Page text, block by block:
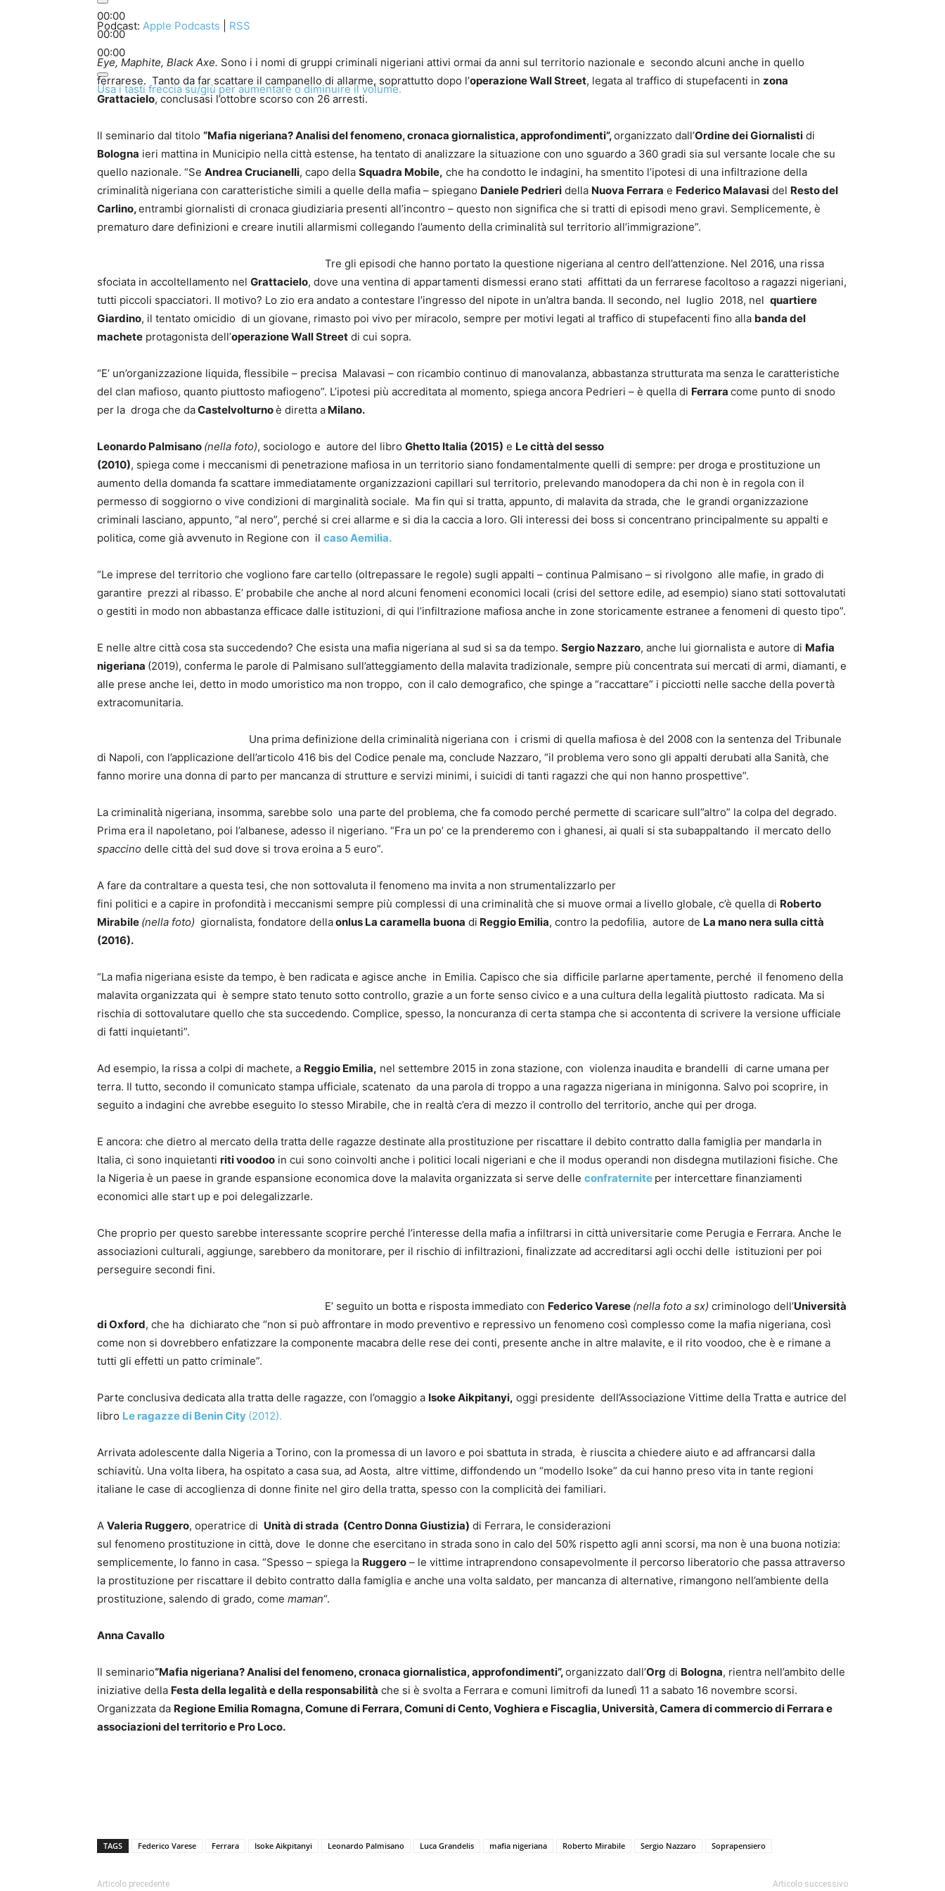
00:00
00:00
00:00
Usa i tasti freccia su/giù per aumentare o diminuire il volume.
Podcast: Apple Podcasts RSS
Eye, Maphite, Black Axe. Sono i i nomi di gruppi criminali nigeriani attivi ormai da anni sul territorio nazionale e secondo alcuni anche in quello
ferrarese. Tanto da far scattare il campanello di allarme, soprattutto dopo l’operazione Wall Street, legata al traffico di stupefacenti in zona
Grattacielo, conclusasi l’ottobre scorso con 26 arresti.
ll seminario dal titolo “Mafia nigeriana? Analisi del fenomeno, cronaca giornalistica, approfondimenti”,organizzato dall’Ordine dei Giornalisti di
Bologna ieri mattina in Municipio nella città estense, ha tentato di analizzare la situazione con uno sguardo a 360 gradi sia sul versante locale che su
quello nazionale. “Se Andrea Crucianelli, capo della Squadra Mobile, che ha condotto le indagini, ha smentito l’ipotesi di una infiltrazione della
criminalità nigeriana con caratteristiche simili a quelle della mafia – spiegano Daniele Pedrieri della Nuova Ferrara e Federico Malavasi del Resto del
Carlino,entrambi giornalisti di cronaca giudiziaria presenti all’incontro – questo non significa che si tratti di episodi meno gravi. Semplicemente, è
prematuro dare definizioni e creare inutili allarmismi collegando l’aumento della criminalità sul territorio all’immigrazione”.
Tre gli episodi che hanno portato la questione nigeriana al centro dell’attenzione. Nel 2016, una rissa
sfociata in accoltellamento nel Grattacielo, dove una ventina di appartamenti dismessi erano stati affittati da un ferrarese facoltoso a ragazzi nigeriani,
tutti piccoli spacciatori. Il motivo? Lo zio era andato a contestare l’ingresso del nipote in un’altra banda. Il secondo, nel luglio 2018, nel quartiere
Giardino, il tentato omicidio di un giovane, rimasto poi vivo per miracolo, sempre per motivi legati al traffico di stupefacenti fino alla banda del
machete protagonista dell’operazione Wall Street di cui sopra.
“E’ un’organizzazione liquida, flessibile – precisa Malavasi – con ricambio continuo di manovalanza, abbastanza strutturata ma senza le caratteristiche
del clan mafioso, quanto piuttosto mafiogeno”. L’ipotesi più accreditata al momento, spiega ancora Pedrieri – è quella di Ferrara come punto di snodo
per la droga che daCastelvolturnoè diretta a Milano.
Leonardo Palmisano (nella foto), sociologo e autore del libro Ghetto Italia (2015) e Le città del sesso
(2010), spiega come i meccanismi di penetrazione mafiosa in un territorio siano fondamentalmente quelli di sempre: per droga e prostituzione un
aumento della domanda fa scattare immediatamente organizzazioni capillari sul territorio, prelevando manodopera da chi non è in regola con il
permesso di soggiorno o vive condizioni di marginalità sociale. Ma fin qui si tratta, appunto, di malavita da strada, che le grandi organizzazione
criminali lasciano, appunto, “al nero”, perché si crei allarme e si dia la caccia a loro. Gli interessi dei boss si concentrano principalmente su appalti e
politica, come già avvenuto in Regione con il caso Aemilia.
“Le imprese del territorio che vogliono fare cartello (oltrepassare le regole) sugli appalti – continua Palmisano – si rivolgono alle mafie, in grado di
garantire prezzi al ribasso. E’ probabile che anche al nord alcuni fenomeni economici locali (crisi del settore edile, ad esempio) siano stati sottovalutati
o gestiti in modo non abbastanza efficace dalle istituzioni, di qui l’infiltrazione mafiosa anche in zone storicamente estranee a fenomeni di questo tipo”.
E nelle altre città cosa sta succedendo? Che esista una mafia nigeriana al sud si sa da tempo. Sergio Nazzaro, anche lui giornalista e autore di Mafia
nigeriana (2019), conferma le parole di Palmisano sull’atteggiamento della malavita tradizionale, sempre più concentrata sui mercati di armi, diamanti, e
alle prese anche lei, detto in modo umoristico ma non troppo, con il calo demografico, che spinge a “raccattare” i picciotti nelle sacche della povertà
extracomunitaria.
Una prima definizione della criminalità nigeriana con i crismi di quella mafiosa è del 2008 con la sentenza del Tribunale
di Napoli, con l’applicazione dell’articolo 416 bis del Codice penale ma, conclude Nazzaro, “il problema vero sono gli appalti derubati alla Sanità, che
fanno morire una donna di parto per mancanza di strutture e servizi minimi, i suicidi di tanti ragazzi che qui non hanno prospettive”.
La criminalità nigeriana, insomma, sarebbe solo una parte del problema, che fa comodo perché permette di scaricare sull”altro” la colpa del degrado.
Prima era il napoletano, poi l’albanese, adesso il nigeriano. “Fra un po’ ce la prenderemo con i ghanesi, ai quali si sta subappaltando il mercato dello
spaccino delle città del sud dove si trova eroina a 5 euro”.
A fare da contraltare a questa tesi, che non sottovaluta il fenomeno ma invita a non strumentalizzarlo per
fini politici e a capire in profondità i meccanismi sempre più complessi di una criminalità che si muove ormai a livello globale, c’è quella di Roberto
Mirabile (nella foto) giornalista, fondatore dellaonlus La caramella buona di Reggio Emilia, contro la pedofilia, autore de La mano nera sulla città
(2016).
“La mafia nigeriana esiste da tempo, è ben radicata e agisce anche in Emilia. Capisco che sia difficile parlarne apertamente, perché il fenomeno della
malavita organizzata qui è sempre stato tenuto sotto controllo, grazie a un forte senso civico e a una cultura della legalità piuttosto radicata. Ma si
rischia di sottovalutare quello che sta succedendo. Complice, spesso, la noncuranza di certa stampa che si accontenta di scrivere la versione ufficiale
di fatti inquietanti”.
Ad esempio, la rissa a colpi di machete, a Reggio Emilia, nel settembre 2015 in zona stazione, con violenza inaudita e brandelli di carne umana per
terra. Il tutto, secondo il comunicato stampa ufficiale, scatenato da una parola di troppo a una ragazza nigeriana in minigonna. Salvo poi scoprire, in
seguito a indagini che avrebbe eseguito lo stesso Mirabile, che in realtà c’era di mezzo il controllo del territorio, anche qui per droga.
E ancora: che dietro al mercato della tratta delle ragazze destinate alla prostituzione per riscattare il debito contratto dalla famiglia per mandarla in
Italia, ci sono inquietanti riti voodoo in cui sono coinvolti anche i politici locali nigeriani e che il modus operandi non disdegna mutilazioni fisiche. Che
la Nigeria è un paese in grande espansione economica dove la malavita organizzata si serve delle confraternite per intercettare finanziamenti
economici alle start up e poi delegalizzarle.
Che proprio per questo sarebbe interessante scoprire perché l’interesse della mafia a infiltrarsi in città universitarie come Perugia e Ferrara. Anche le
associazioni culturali, aggiunge, sarebbero da monitorare, per il rischio di infiltrazioni, finalizzate ad accreditarsi agli occhi delle istituzioni per poi
perseguire secondi fini.
E’ seguito un botta e risposta immediato con Federico Varese (nella foto a sx) criminologo dell’Università
di Oxford, che ha dichiarato che “non si può affrontare in modo preventivo e repressivo un fenomeno così complesso come la mafia nigeriana, così
come non si dovrebbero enfatizzare la componente macabra delle rese dei conti, presente anche in altre malavite, e il rito voodoo, che è e rimane a
tutti gli effetti un patto criminale”.
Parte conclusiva dedicata alla tratta delle ragazze, con l’omaggio a Isoke Aikpitanyi, oggi presidente dell’Associazione Vittime della Tratta e autrice del
libro Le ragazze di Benin City (2012).
Arrivata adolescente dalla Nigeria a Torino, con la promessa di un lavoro e poi sbattuta in strada, è riuscita a chiedere aiuto e ad affrancarsi dalla
schiavitù. Una volta libera, ha ospitato a casa sua, ad Aosta, altre vittime, diffondendo un “modello Isoke” da cui hanno preso vita in tante regioni
italiane le case di accoglienza di donne finite nel giro della tratta, spesso con la complicità dei familiari.
A Valeria Ruggero, operatrice di Unità di strada (Centro Donna Giustizia) di Ferrara, le considerazioni
sul fenomeno prostituzione in città, dove le donne che esercitano in strada sono in calo del 50% rispetto agli anni scorsi, ma non è una buona notizia:
semplicemente, lo fanno in casa. “Spesso – spiega la Ruggero – le vittime intraprendono consapevolmente il percorso liberatorio che passa attraverso
la prostituzione per riscattare il debito contratto dalla famiglia e anche una volta saldato, per mancanza di alternative, rimangono nell’ambiente della
prostituzione, salendo di grado, come maman“.
Anna Cavallo
Il seminario“Mafia nigeriana? Analisi del fenomeno, cronaca giornalistica, approfondimenti”,organizzato dall’Org di Bologna, rientra nell’ambito delle
iniziative della Festa della legalità e della responsabilità che si è svolta a Ferrara e comuni limitrofi da lunedì 11 a sabato 16 novembre scorsi.
Organizzata da Regione Emilia Romagna, Comune di Ferrara, Comuni di Cento, Voghiera e Fiscaglia, Università, Camera di commercio di Ferrara e
associazioni del territorio e Pro Loco.
TAGS Federico Varese Ferrara Isoke Aikpitanyi Leonardo Palmisano Luca Grandelis mafia nigeriana Roberto Mirabile Sergio Nazzaro Soprapensiero
Articolo precedente Articolo successivo